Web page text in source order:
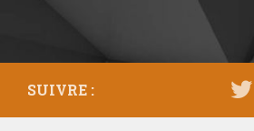
SUIVRE :